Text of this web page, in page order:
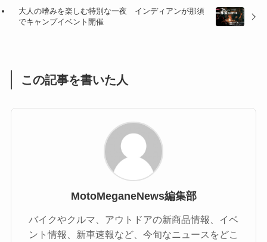
(1)
大人の嗜みを楽しむ特別な一夜 インディアンが那須
でキャンプイベント開催
この記事を書いた人
MotoMeganeNews編集部
バイクやクルマ、アウトドアの新商品情報、イベ
ント情報、新車速報など、今旬なニュースをどこ